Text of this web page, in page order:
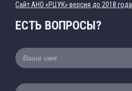
Cайт АНО «РЦУК» версия до 2018 года
ЕСТЬ ВОПРОСЫ?